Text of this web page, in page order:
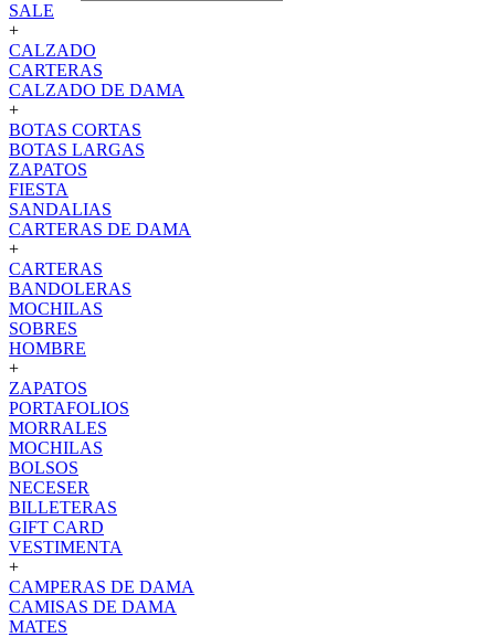
SALE
+
CALZADO
CARTERAS
CALZADO DE DAMA
+
BOTAS CORTAS
BOTAS LARGAS
ZAPATOS
FIESTA
SANDALIAS
CARTERAS DE DAMA
+
CARTERAS
BANDOLERAS
MOCHILAS
SOBRES
HOMBRE
+
ZAPATOS
PORTAFOLIOS
MORRALES
MOCHILAS
BOLSOS
NECESER
BILLETERAS
GIFT CARD
VESTIMENTA
+
CAMPERAS DE DAMA
CAMISAS DE DAMA
MATES